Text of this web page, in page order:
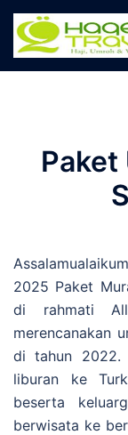
Skip
content
Paket
2025 Paket
di rahmati
merencanakan
di tahun 2022.
liburan ke
beserta
berwisata ke